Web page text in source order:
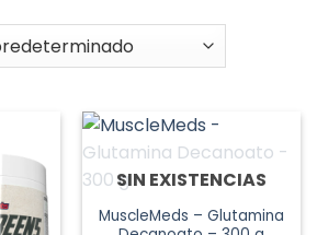
SIN EXISTENCIAS
MuscleMeds – Glutamina